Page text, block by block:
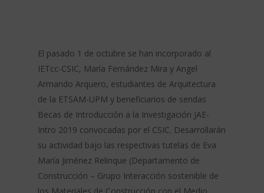
El pasado 1 de octubre se han incorporado al
IETcc-CSIC, María Fernández Mira y Angel
Armando Arquero, estudiantes de Arquitectura
de la ETSAM-UPM y beneficiarios de sendas
Becas de Introducción a la Investigación JAE-
Intro 2019 convocadas por el CSIC. Desarrollarán
su actividad bajo las respectivas tutelas de Eva
María Jiménez Relinque (Departamento de
Construcción – Grupo Interacción sostenible de